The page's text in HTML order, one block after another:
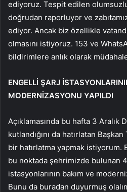
ediyoruz. Tespit edilen
doğrudan raporluyor ve
ediyor. Ancak biz özellikle
olmasını istiyoruz. 153 ve
bildirimlere anlık olarak
ENGELLİ ŞARJ
MODERNİZASYONU YAPILDI
Açıklamasında bu hafta 3 Aralık
kutlandığını da hatırlatan
bir hatırlatma yapmak
bu noktada şehrimizde bulunan
istasyonlarının bakım ve
Bunu da buradan duyurmuş